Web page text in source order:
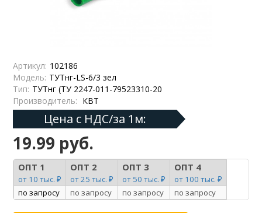
Артикул: 102186
Модель: ТУТнг-LS-6/3 зел
Тип: ТУТнг (ТУ 2247-011-79523310-20
Производитель: КВТ
Цена с НДС/за 1м:
19.99 руб.
ОПТ 1
от 10 тыс. ₽
ОПТ 2
от 25 тыс. ₽
ОПТ 3
от 50 тыс. ₽
ОПТ 4
от 100 тыс. ₽
по запросу
по запросу по запросу по запросу